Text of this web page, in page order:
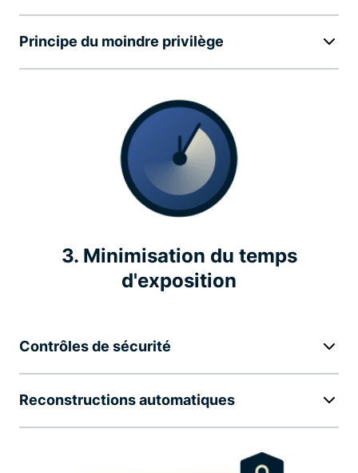
Principe du moindre privilège
3. Minimisation du temps
d'exposition
Contrôles de sécurité
Reconstructions automatiques